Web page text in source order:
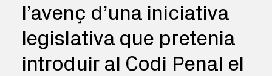
l’avenç d’una iniciativa
legislativa que pretenia
introduir al Codi Penal el